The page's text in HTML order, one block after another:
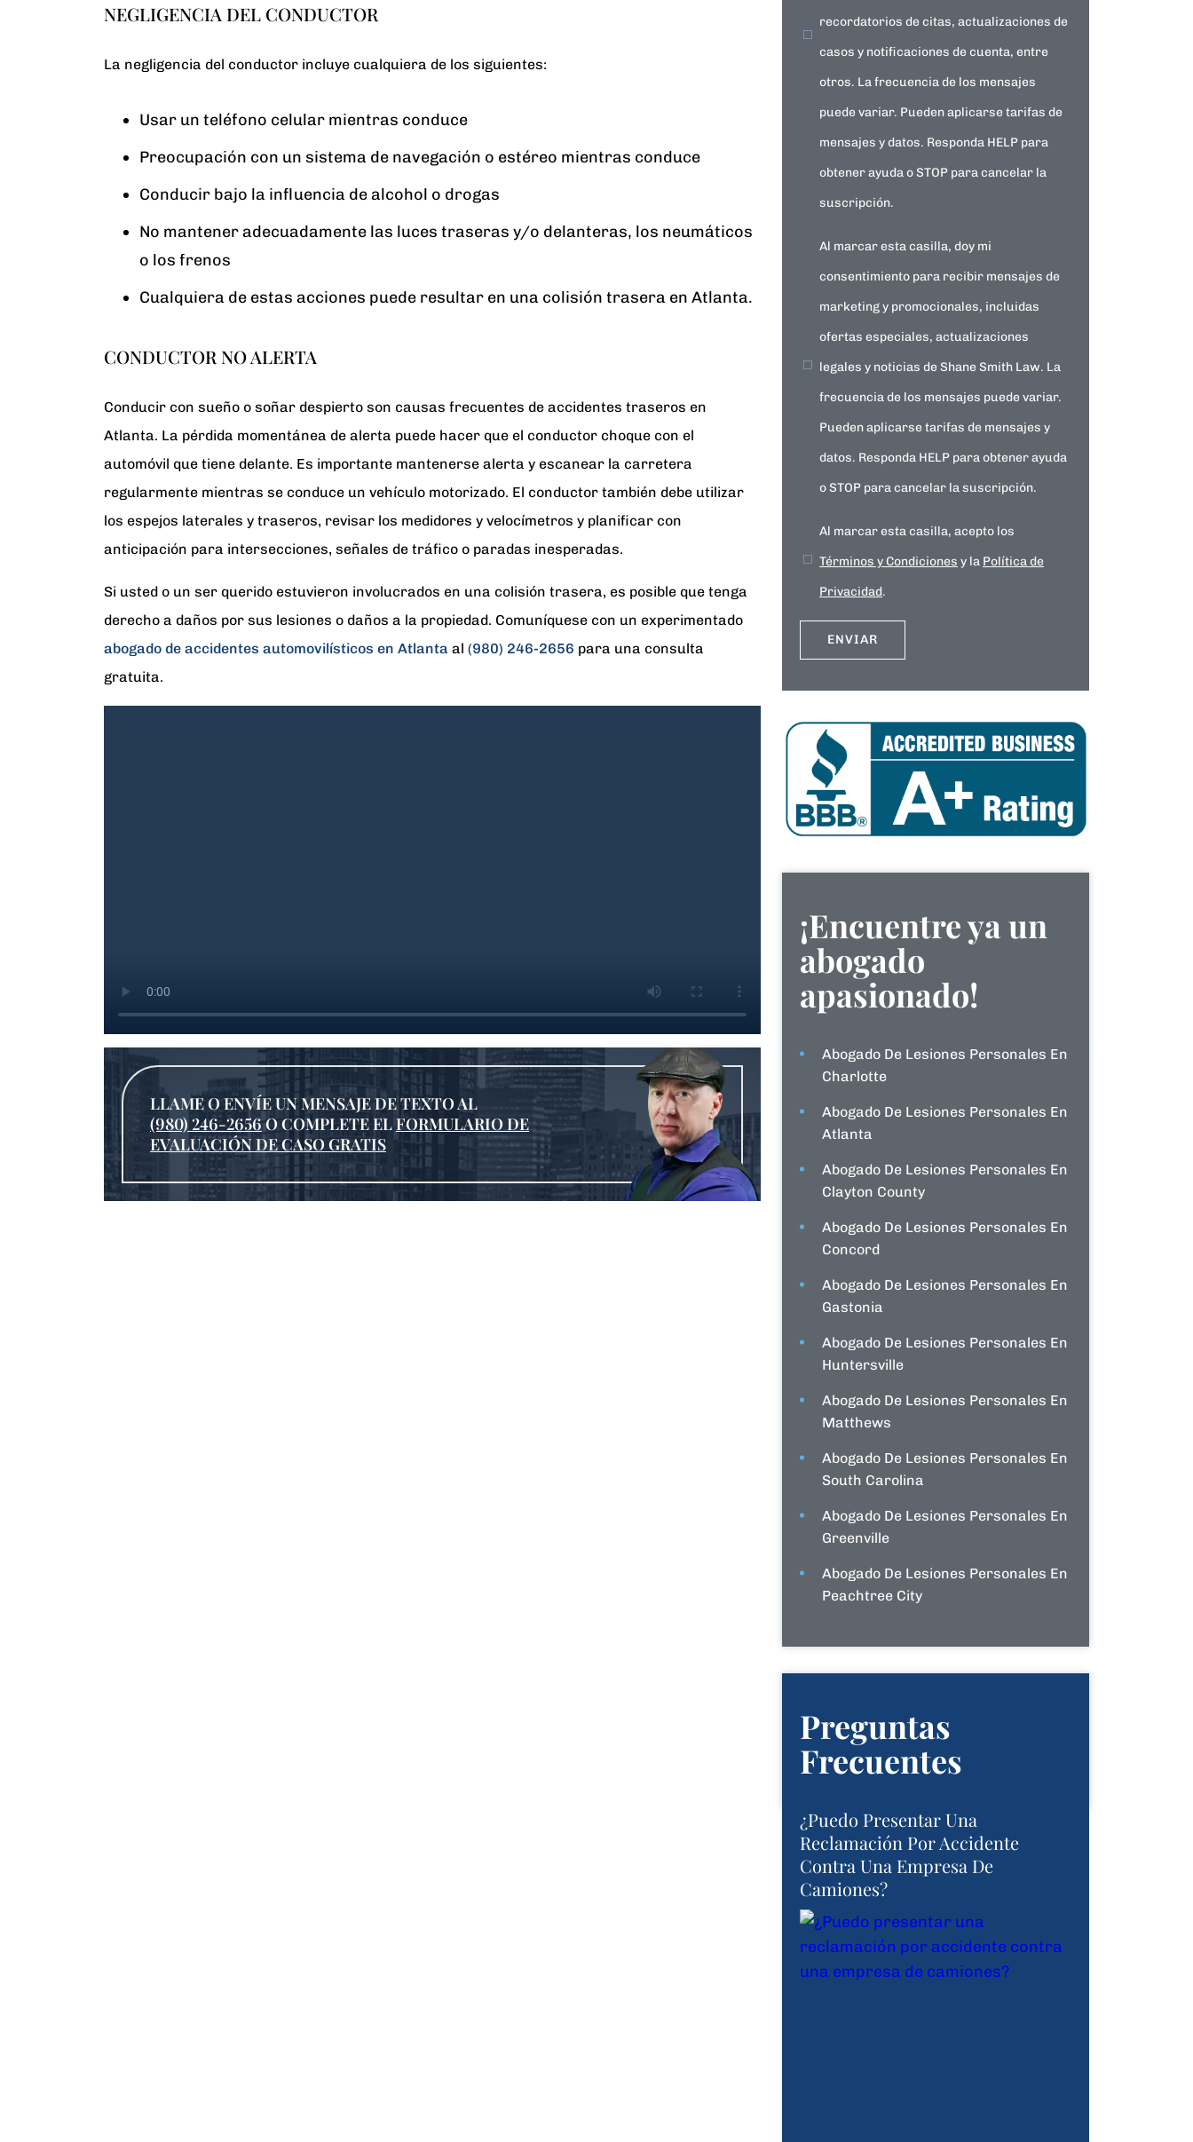
NEGLIGENCIA DEL CONDUCTOR
La negligencia del conductor incluye cualquiera de los siguientes:
Usar un teléfono celular mientras conduce
Preocupación con un sistema de navegación o estéreo mientras conduce
Conducir bajo la influencia de alcohol o drogas
No mantener adecuadamente las luces traseras y/o delanteras, los neumáticos
o los frenos
Cualquiera de estas acciones puede resultar en una colisión trasera en Atlanta.
CONDUCTOR NO ALERTA
Conducir con sueño o soñar despierto son causas frecuentes de accidentes traseros en
Atlanta. La pérdida momentánea de alerta puede hacer que el conductor choque con el
automóvil que tiene delante. Es importante mantenerse alerta y escanear la carretera
regularmente mientras se conduce un vehículo motorizado. El conductor también debe utilizar
los espejos laterales y traseros, revisar los medidores y velocímetros y planificar con
anticipación para intersecciones, señales de tráfico o paradas inesperadas.
Si usted o un ser querido estuvieron involucrados en una colisión trasera, es posible que tenga
derecho a daños por sus lesiones o daños a la propiedad. Comuníquese con un experimentado
abogado de accidentes automovilísticos en Atlanta al (980) 246-2656 para una consulta
gratuita.
LLAME O ENVÍE UN MENSAJE DE TEXTO AL
(980) 246-2656O COMPLETE ELFORMULARIO DE
EVALUACIÓN DE CASO GRATIS
recordatorios de citas, actualizaciones de
casos y notificaciones de cuenta, entre
otros. La frecuencia de los mensajes
puede variar. Pueden aplicarse tarifas de
mensajes y datos. Responda HELP para
obtener ayuda o STOP para cancelar la
suscripción.
Al marcar esta casilla, doy mi
consentimiento para recibir mensajes de
marketing y promocionales, incluidas
ofertas especiales, actualizaciones
legales y noticias de Shane Smith Law. La
frecuencia de los mensajes puede variar.
Pueden aplicarse tarifas de mensajes y
datos. Responda HELP para obtener ayuda
o STOP para cancelar la suscripción.
Al marcar esta casilla, acepto los
Términos y Condiciones y la Política de
Privacidad.
¡Encuentre ya un
abogado
apasionado!
Abogado De Lesiones Personales En
Charlotte
Abogado De Lesiones Personales En
Atlanta
Abogado De Lesiones Personales En
Clayton County
Abogado De Lesiones Personales En
Concord
Abogado De Lesiones Personales En
Gastonia
Abogado De Lesiones Personales En
Huntersville
Abogado De Lesiones Personales En
Matthews
Abogado De Lesiones Personales En
South Carolina
Abogado De Lesiones Personales En
Greenville
Abogado De Lesiones Personales En
Peachtree City
Preguntas
Frecuentes
¿Puedo Presentar Una
Reclamación Por Accidente
Contra Una Empresa De
Camiones?